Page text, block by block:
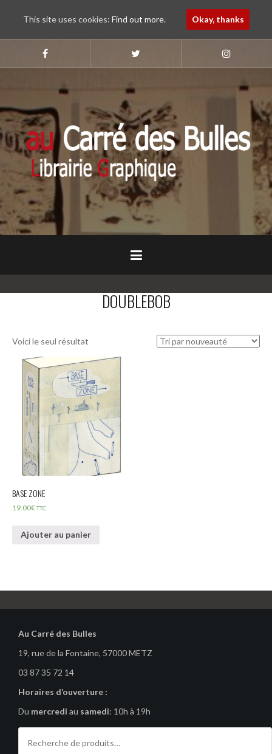
nous
Faebook
nous
nous
Instagram
DOUBLEBOB
Voici le seul résultat
BASE ZONE
19.00€TTC
Ajouter au panier
Au Carré des Bulles
19, rue de la Fontaine, 57000 METZ
03 87 35 72 14
Horaires d’ouverture :
Du mercredi au samedi: 10h à 19h
pour :
This site uses cookies: Find out more. Okay, thanks